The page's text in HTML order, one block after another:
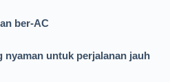
ber-AC
nyaman untuk perjalanan jauh